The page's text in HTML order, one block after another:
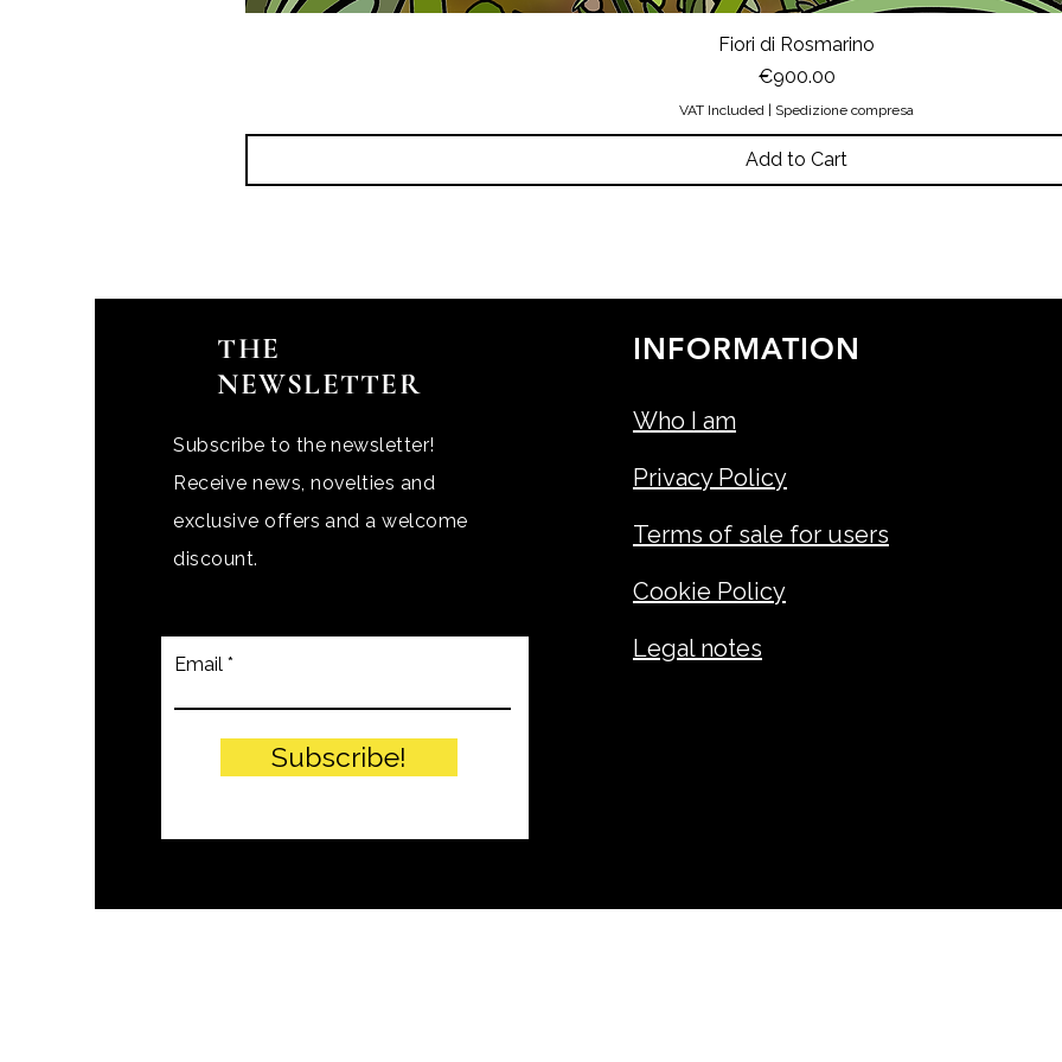
Fiori di Rosmarino
Price
€900.00
VAT Included Spedizione compresa
Add to Cart
THE
NEWSLETTER
Subscribe to the newsletter!
Receive news, novelties and
exclusive offers and a welcome
discount.
Email
Subscribe!
INFORMATION
Who I am
Privacy Policy
Terms of sale for users
Cookie Policy
Legal notes